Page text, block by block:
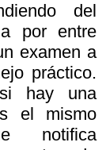
del
por entre
examen a
práctico.
hay una
el mismo
notifica